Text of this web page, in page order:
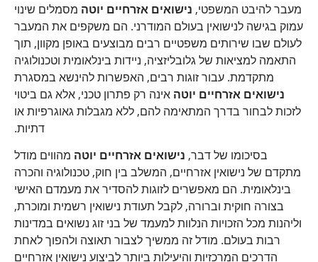
מעבר להיבט המשפטי,נישואים אזרחיים יוטהמסמלים שינוי
עמוק בגישה לנישואין בעולם המודרני. הם משקפים את המעבר
לעולם שבו שירותים משפטיים רבים מבוצעים באופן מקוון, תוך
התאמה למציאות של גלובליזציה, ניידות בינלאומית וטכנולוגיה
מתקדמת. עבור זוגות רבים, האפשרות להינשא במסגרת
נישואים אזרחיים יוטהאינה רק פתרון טכני, אלא גם ביטוי
לזכות לבחור בדרך המתאימה להם, ללא מגבלות גאוגרפיות או
דתיות.
בסיכומו של דבר,נישואים אזרחיים יוטהמהווים מודל
מתקדם של נישואין אזרחיים, המשלב בין חוק, טכנולוגיה והכרה
בינלאומית. הם מאפשרים לזוגות להסדיר את מעמדם האישי
בצורה חוקית וברורה, לקבל תעודת נישואין רשמית ומוכרת,
וליהנות מכל הזכויות הנלוות למעמד של בני זוג נשואים במדינות
רבות בעולם. מודל זה ממשיך לצבור תאוצה ולהפוך לאחת
הדרכים המרכזיות והיעילות ביותר לביצוע נישואין אזרחיים